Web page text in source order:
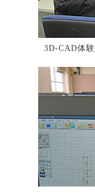
3D-CAD体験